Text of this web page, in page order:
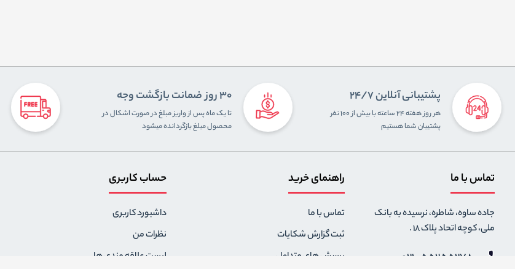
پشتیبانی آنلاین 24/7
هر روز هفته ۲۴ ساعته با بیش از ۱۰۰ نفر
پشتیبان شما هستیم
30 روز ضمانت بازگشت وجه
تا یک ماه پس از واریز مبلغ در صورت اشکال در
محصول مبلغ بازگردانده میشود
تماس با ما
جاده ساوه، شاطره، نرسیده به بانک
ملی، کوچه اتحاد پلاک 18 .
021-55255278
راهنمای خرید
تماس با ما
ثبت گزارش شکایات
پرسش های متداول
حساب کاربری
داشبورد کاربری
نظرات من
لیست علاقه مندی ها